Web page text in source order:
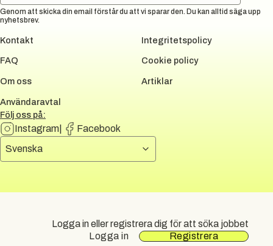
Logga in eller registrera dig för att söka jobbet
Logga in
Registrera
Genom att skicka din email förstår du att vi sparar den. Du kan alltid säga upp
nyhetsbrev.
Kontakt
FAQ
Om oss
Användaravtal
Integritetspolicy
Cookie policy
Artiklar
Följ oss på:
Instagram
Facebook
Välj språk
Svenska
All rights reserved.
2026